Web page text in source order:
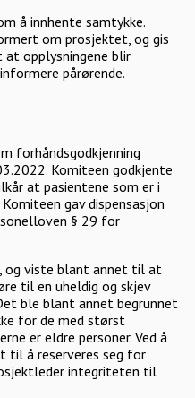
å innhente samtykke.
om prosjektet, og gis
opplysningene blir
pårørende.
forhåndsgodkjenning
Komiteen godkjente
at pasientene som er i
gav dispensasjon
§ 29 for
og viste blant annet til at
til en uheldig og skjev
ble blant annet begrunnet
for de med størst
er eldre personer. Ved å
til å reserveres seg for
integriteten til